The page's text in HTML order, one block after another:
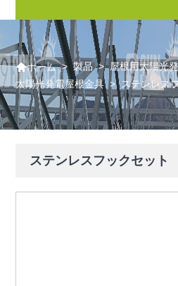
ホーム > 製品 > 屋根用太陽光
太陽光発電屋根金具 > ステンレス
ステンレスフックセット